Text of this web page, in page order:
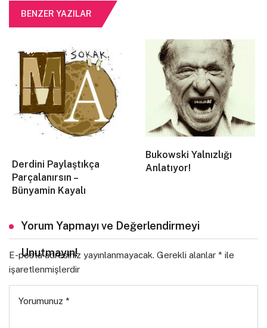
Son görüntüleme:
– 8 saniye önce
-8 ay önce
BENZER YAZILAR
Derdini Paylaştıkça
Parçalanırsın –
Bünyamin Kayalı
Bukowski Yalnızlığı
Anlatıyor!
Yorum Yapmayı ve Değerlendirmeyi
Unutmayın!
E-posta adresiniz yayınlanmayacak. Gerekli alanlar * ile
işaretlenmişlerdir
Yorumunuz *